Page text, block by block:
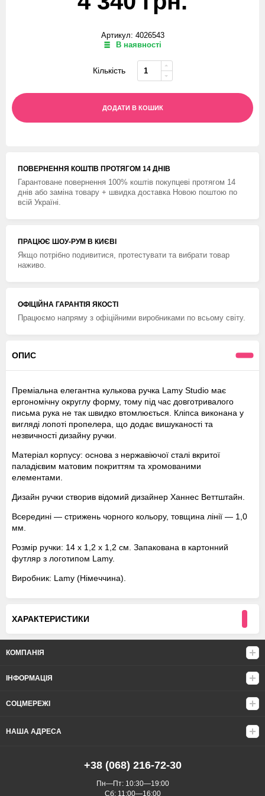
Артикул: 4026543
В наявності
Кількість
ДОДАТИ В КОШИК
ПОВЕРНЕННЯ КОШТIВ ПРОТЯГОМ 14 ДНIВ
Гарантоване повернення 100% коштів покупцеві протягом 14
днів або заміна товару + швидка доставка Новою поштою по
всій Україні.
ПРАЦЮЄ ШОУ-РУМ В КИЄВІ
Якщо потрібно подивитися, протестувати та вибрати товар
наживо.
ОФІЦІЙНА ГАРАНТІЯ ЯКОСТІ
Працюємо напряму з офіційними виробниками по всьому світу.
ОПИС
Преміальна елегантна кулькова ручка Lamy Studio має
ергономічну округлу форму, тому під час довготривалого
письма рука не так швидко втомлюється. Кліпса виконана у
вигляді лопоті пропелера, що додає вишуканості та
незвичності дизайну ручки.
Матеріал корпусу: основа з нержавіючої сталі вкритої
паладієвим матовим покриттям та хромованими
елементами.
Дизайн ручки створив відомий дизайнер Ханнес Веттштайн.
Всередині — стрижень чорного кольору, товщина лінії — 1,0
мм.
Розмір ручки: 14 х 1,2 х 1,2 см. Запакована в картонний
футляр з логотипом Lamy.
Виробник: Lamy (Німеччина).
ХАРАКТЕРИСТИКИ
КОМПАНІЯ
ІНФОРМАЦІЯ
СОЦМЕРЕЖІ
НАША АДРЕСА
+38 (068) 216-72-30
Пн—Пт: 10:30—19:00
Сб: 11:00—16:00